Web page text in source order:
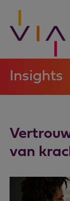
Insights
van